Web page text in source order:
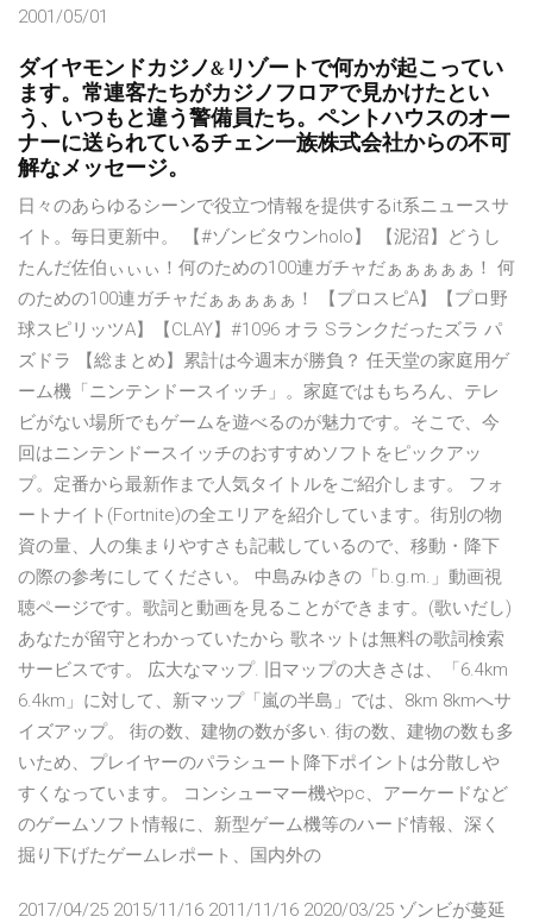
2001/05/01
ダイヤモンドカジノ&リゾートで何かが起こってい
ます。常連客たちがカジノフロアで見かけたとい
う、いつもと違う警備員たち。ペントハウスのオー
ナーに送られているチェン一族株式会社からの不可
解なメッセージ。
日々のあらゆるシーンで役立つ情報を提供するit系ニュースサ
イト。毎日更新中。 【#ゾンビタウンholo】 【泥沼】どうし
たんだ佐伯ぃぃぃ！何のための100連ガチャだぁぁぁぁぁ！ 何
のための100連ガチャだぁぁぁぁぁ！ 【プロスピA】【プロ野
球スピリッツA】【CLAY】#1096 オラ Sランクだったズラ パ
ズドラ 【総まとめ】累計は今週末が勝負？ 任天堂の家庭用ゲ
ーム機「ニンテンドースイッチ」。家庭ではもちろん、テレ
ビがない場所でもゲームを遊べるのが魅力です。そこで、今
回はニンテンドースイッチのおすすめソフトをピックアッ
プ。定番から最新作まで人気タイトルをご紹介します。 フォ
ートナイト(Fortnite)の全エリアを紹介しています。街別の物
資の量、人の集まりやすさも記載しているので、移動・降下
の際の参考にしてください。 中島みゆきの「b.g.m.」動画視
聴ページです。歌詞と動画を見ることができます。(歌いだし)
あなたが留守とわかっていたから 歌ネットは無料の歌詞検索
サービスです。 広大なマップ. 旧マップの大きさは、「6.4km
6.4km」に対して、新マップ「嵐の半島」では、8km 8kmへサ
イズアップ。 街の数、建物の数が多い. 街の数、建物の数も多
いため、プレイヤーのパラシュート降下ポイントは分散しや
すくなっています。 コンシューマー機やpc、アーケードなど
のゲームソフト情報に、新型ゲーム機等のハード情報、深く
掘り下げたゲームレポート、国内外の
2017/04/25 2015/11/16 2011/11/16 2020/03/25 ゾンビが蔓延